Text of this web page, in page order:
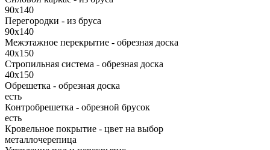
90х140
Перегородки - из бруса
90х140
Межэтажное перекрытие - обрезная доска
40х150
Стропильная система - обрезная доска
40х150
Обрешетка - обрезная доска
есть
Контробрешетка - обрезной брусок
есть
Кровельное покрытие - цвет на выбор
металлочерепица